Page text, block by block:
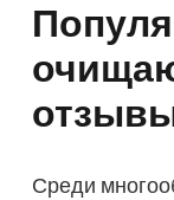
Среди